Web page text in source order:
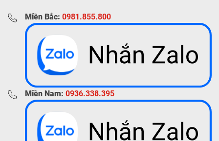
Miền Bắc: 0981.855.800
Miền Nam: 0936.338.395